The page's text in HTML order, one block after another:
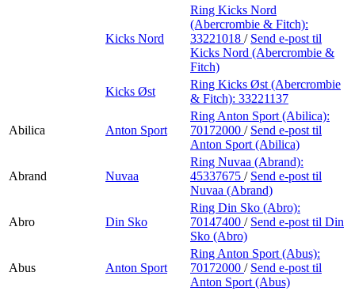
Kicks Nord
Ring Kicks Nord
(Abercrombie & Fitch):
33221018 / Send e-post til
Kicks Nord (Abercrombie &
Fitch)
Kicks Øst
Ring Kicks Øst (Abercrombie
& Fitch): 33221137
Abilica Anton Sport
Ring Anton Sport (Abilica):
70172000 / Send e-post til
Anton Sport (Abilica)
Abrand Nuvaa
Ring Nuvaa (Abrand):
45337675 / Send e-post til
Nuvaa (Abrand)
Abro Din Sko
Ring Din Sko (Abro):
70147400 / Send e-post til Din
Sko (Abro)
Abus Anton Sport
Ring Anton Sport (Abus):
70172000 / Send e-post til
Anton Sport (Abus)